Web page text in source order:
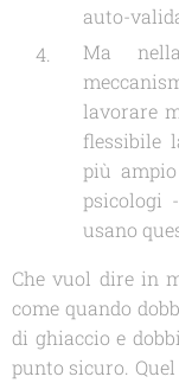
auto-
Ma
lavorare
flessibile
più
psicologi
usano
Che vuol dire in
come quando
di ghiaccio e
punto sicuro.